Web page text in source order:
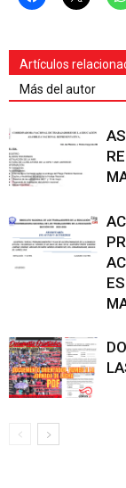
Artículos
Más del autor